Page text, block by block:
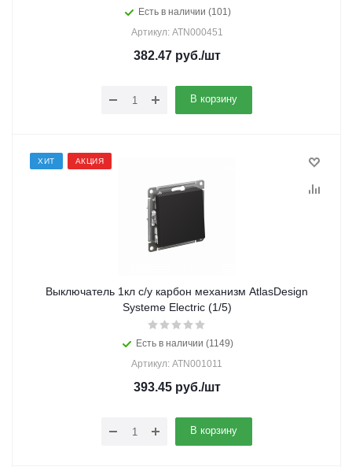
Есть в наличии (101)
Артикул: ATN000451
382.47руб./шт
В корзину
ХИТ АКЦИЯ
Выключатель 1кл с/у карбон механизм AtlasDesign
Systeme Electric (1/5)
Есть в наличии (1149)
Артикул: ATN001011
393.45руб./шт
В корзину